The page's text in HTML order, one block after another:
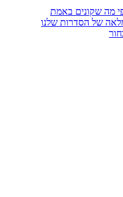
מה שקונים באמת
של הסדרות שלנו